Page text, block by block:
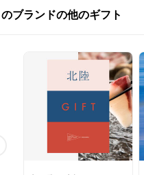
ブランドの他のギフト